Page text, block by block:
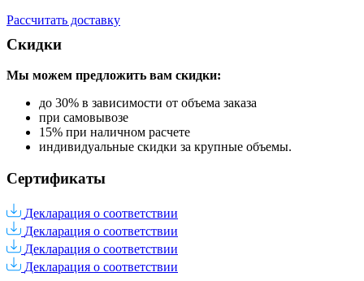
Рассчитать доставку
Скидки
Мы можем предложить вам скидки:
до 30% в зависимости от объема заказа
при самовывозе
15% при наличном расчете
индивидуальные скидки за крупные объемы.
Сертификаты
Декларация о соответствии
Декларация о соответствии
Декларация о соответствии
Декларация о соответствии